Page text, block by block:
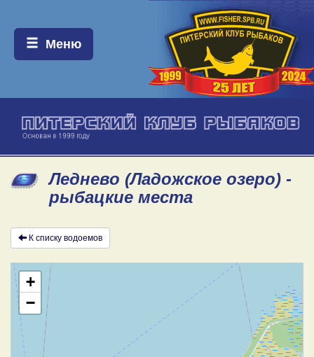
Меню:
Меню
Леднево (Ладожское озеро) -
рыбацкие места
К списку водоемов
+
−